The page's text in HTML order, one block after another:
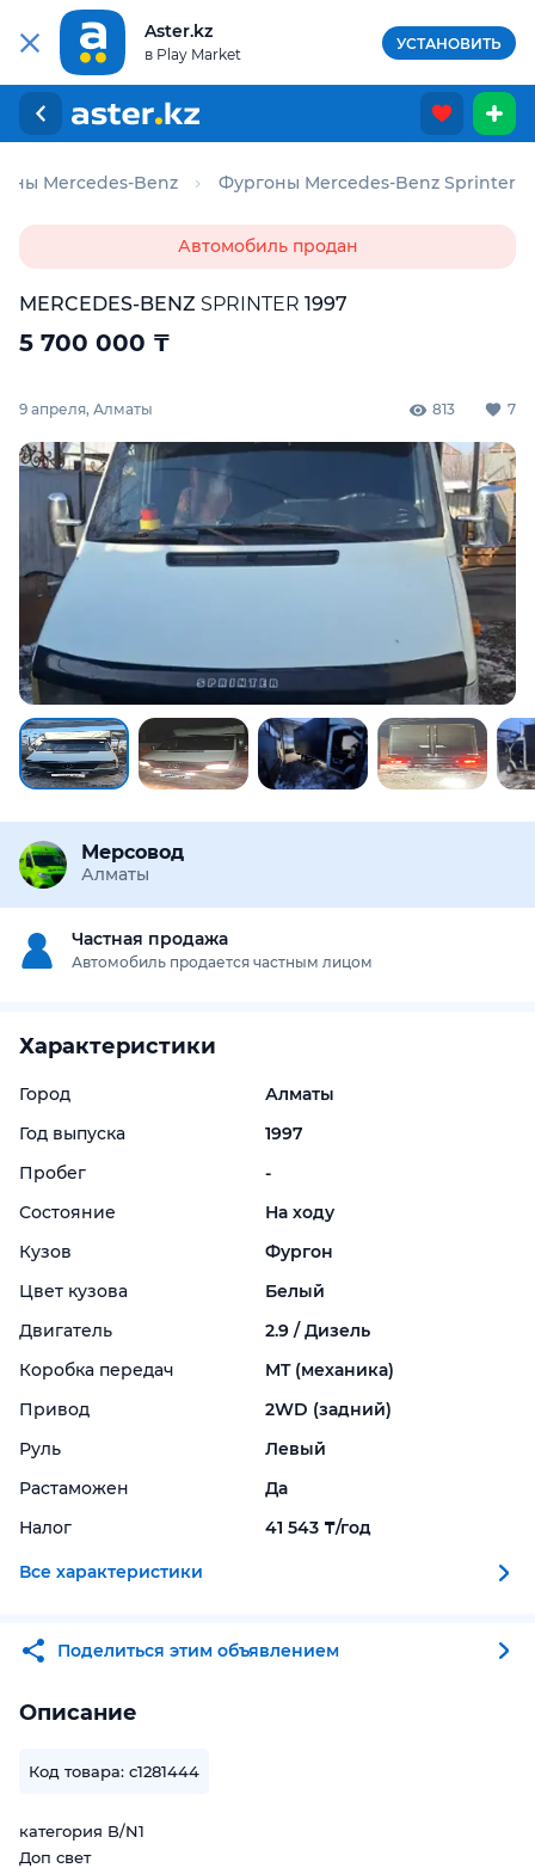
Aster.kz
в Play Market
УСТАНОВИТЬ
Mercedes-Benz Фургоны Mercedes-Benz Sprinter
Автомобиль продан
MERCEDES-BENZ SPRINTER 1997
5 700 000 ₸
9 апреля, Алматы 813 7
Мерсовод
Алматы
Частная продажа
Автомобиль продается частным лицом
Характеристики
Город
Алматы
Год выпуска
1997
Пробег
-
Состояние
На ходу
Кузов
Фургон
Цвет кузова
Белый
Двигатель
2.9 / Дизель
Коробка передач
MT (механика)
Привод
2WD (задний)
Руль
Левый
Растаможен
Да
Налог
41 543 ₸/год
Все характеристики
Поделиться этим объявлением
Описание
Код товара: c1281444
категория B/N1
Доп свет